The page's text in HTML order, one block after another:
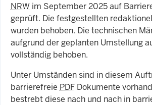
NRW im September 2025 auf
geprüft. Die festgestellten
wurden behoben. Die technischen
aufgrund der geplanten Umstellung
vollständig behoben.
Unter Umständen sind in diesem
barrierefreie PDF Dokumente
bestrebt diese nach und nach in